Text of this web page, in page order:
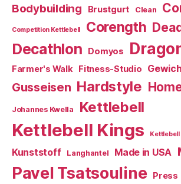
Bodybuilding Brustgurt Clean
Competition Kettlebell Corength
Decathlon Domyos
Farmer's Walk Fitness-Studio
Gusseisen Hardstyle
Johannes Kwella Kettlebell
Kettlebell Kings Kettlebell
Kunststoff Langhantel Made in USA
Pavel Tsatsouline Press